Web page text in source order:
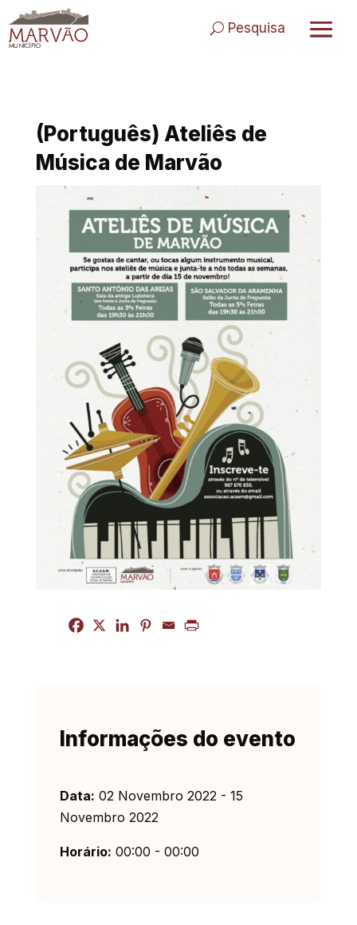
to
content
Pesquisa
(Português) Ateliês de
Música de Marvão
Informações do evento
Data: 02 Novembro 2022 - 15
Novembro 2022
Horário: 00:00 - 00:00